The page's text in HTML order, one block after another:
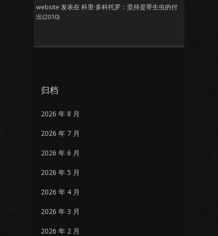
website 发表在 科里·多科托罗：坚持是寄生虫的付
出(2010)
归档
2026 年 8 月
2026 年 7 月
2026 年 6 月
2026 年 5 月
2026 年 4 月
2026 年 3 月
2026 年 2 月